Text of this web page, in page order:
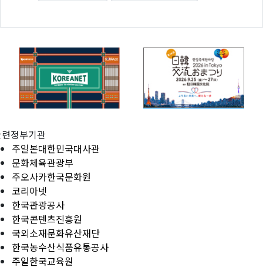
정부기관
주일본대한민국대사관
문화체육관광부
주오사카한국문화원
코리아넷
한국관광공사
한국콘텐츠진흥원
국외소재문화유산재단
한국농수산식품유통공사
주일한국교육원